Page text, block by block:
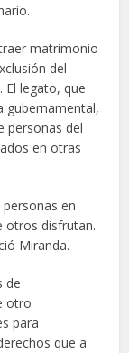
matrimonio
del
El legato, que
gubernamental,
personas del
en otras
en
otros disfrutan.
Miranda.
de
otro
para
que a